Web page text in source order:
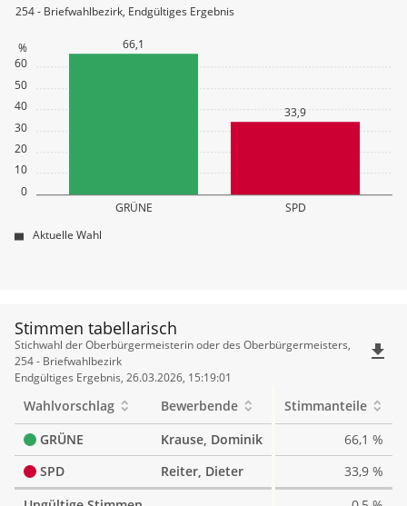
0
10
20
30
40
50
60
%
GRÜNE SPD
66,1
33,9
254 - Briefwahlbezirk, Endgültiges Ergebnis
Aktuelle Wahl
Stimmen tabellarisch
Stimmen
tabellarisch
Stichwahl der Oberbürgermeisterin oder des Oberbürgermeisters,
254 - Briefwahlbezirk
Endgültiges Ergebnis, 26.03.2026, 15:19:01
file_download
Wahlvorschlag Bewerbende
Stimmanteile
GRÜNE
Krause, Dominik
66,1 %
SPD
Reiter, Dieter
33,9 %